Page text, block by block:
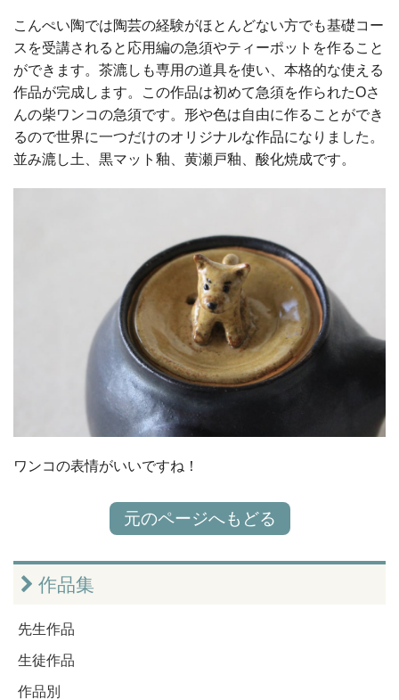
こんぺい陶では陶芸の経験がほとんどない方でも基礎コー
スを受講されると応用編の急須やティーポットを作ること
ができます。茶漉しも専用の道具を使い、本格的な使える
作品が完成します。この作品は初めて急須を作られたOさ
んの柴ワンコの急須です。形や色は自由に作ることができ
るので世界に一つだけのオリジナルな作品になりました。
並み漉し土、黒マット釉、黄瀬戸釉、酸化焼成です。
ワンコの表情がいいですね！
元のページへもどる
作品集
先生作品
生徒作品
作品別